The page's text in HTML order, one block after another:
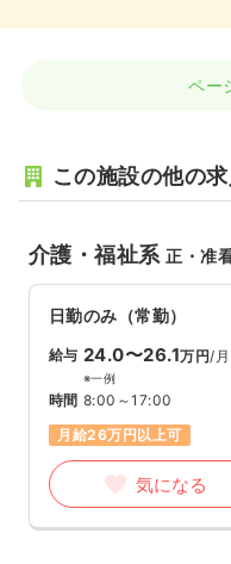
ペー
この施設の他の求
介護・福祉系正・准
日勤のみ（常勤）
給与 24.0〜26.1万円/月
※一例
時間 8:00～17:00
月給26万円以上可
気になる